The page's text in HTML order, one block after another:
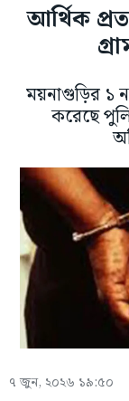
আর্থিক
ময়নাগুড়ির ১
করেছে
৭ জুন, ২০২৬ ১৯:৫০